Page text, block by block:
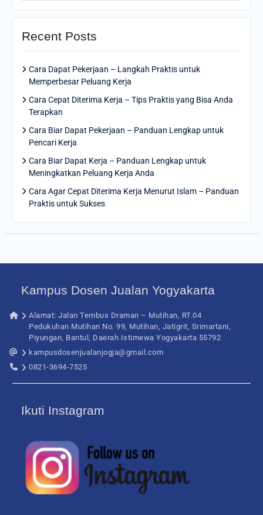
Recent Posts
Cara Dapat Pekerjaan – Langkah Praktis untuk
Memperbesar Peluang Kerja
Cara Cepat Diterima Kerja – Tips Praktis yang Bisa Anda
Terapkan
Cara Biar Dapat Pekerjaan – Panduan Lengkap untuk
Pencari Kerja
Cara Biar Dapat Kerja – Panduan Lengkap untuk
Meningkatkan Peluang Kerja Anda
Cara Agar Cepat Diterima Kerja Menurut Islam – Panduan
Praktis untuk Sukses
Kampus Dosen Jualan Yogyakarta
Alamat: Jalan Tembus Draman – Mutihan, RT.04
Pedukuhan Mutihan No. 99, Mutihan, Jatigrit, Srimartani,
Piyungan, Bantul, Daerah Istimewa Yogyakarta 55792
kampusdosenjualanjogja@gmail.com
0821-3694-7525
Ikuti Instagram